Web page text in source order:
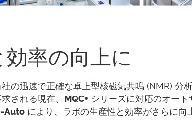
率の向上に
の迅速で正確な卓上型核磁気共鳴 (NMR) 分析
される現在、 MQC+ シリーズに対応のオート
Auto により、ラボの生産性と効率がさらに向